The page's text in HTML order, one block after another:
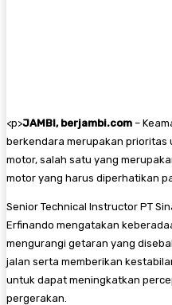
<p>JAMBI, berjambi.com –
berkendara merupakan prioritas
motor, salah satu yang
motor yang harus diperhatikan
Senior Technical Instructor PT
Erfinando mengatakan
mengurangi getaran yang
jalan serta memberikan
untuk dapat meningkatkan
pergerakan.